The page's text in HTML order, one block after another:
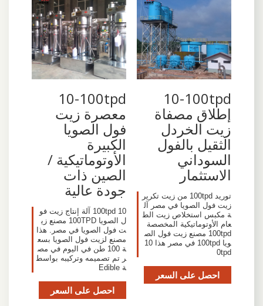
10-100tpd
إطلاق مصفاة
زيت الخردل
الثقيل بالفول
السوداني
الاستثمار
توريد 100tpd من زيت تكرير
زيت فول الصويا في مصر آل
ة مكبس استخلاص زيت الط
عام الأوتوماتيكية المخصصة
100tpd مصنع زيت فول الص
ويا 100tpd في مصر هذا 10
0tpd
احصل على السعر
10-100tpd
معصرة زيت
فول الصويا
الكبيرة
الأوتوماتيكية /
الصين ذات
جودة عالية
10 100tpd آلة إنتاج زيت فو
ل الصويا 100TPD مصنع زي
ت فول الصويا في مصر. هذا
مصنع لزيت فول الصويا بسع
ة 100 طن في اليوم في مص
ر تم تصميمه وتركيبه بواسط
ة Edible
احصل على السعر